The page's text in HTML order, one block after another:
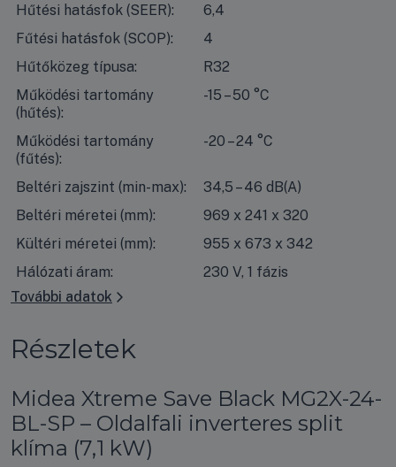
Hűtési hatásfok (SEER):
6,4
Fűtési hatásfok (SCOP):
4
Hűtőközeg típusa:
R32
Működési tartomány
(hűtés):
-15 – 50 °C
Működési tartomány
(fűtés):
-20 – 24 °C
Beltéri zajszint (min-max):
34,5 – 46 dB(A)
Beltéri méretei (mm):
969 x 241 x 320
Kültéri méretei (mm):
955 x 673 x 342
Hálózati áram:
230 V, 1 fázis
További adatok
Részletek
Midea Xtreme Save Black MG2X-24-
BL-SP – Oldalfali inverteres split
klíma (7,1 kW)